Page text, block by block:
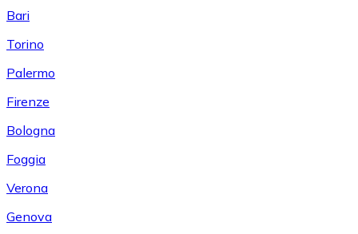
Bari
Torino
Palermo
Firenze
Bologna
Foggia
Verona
Genova